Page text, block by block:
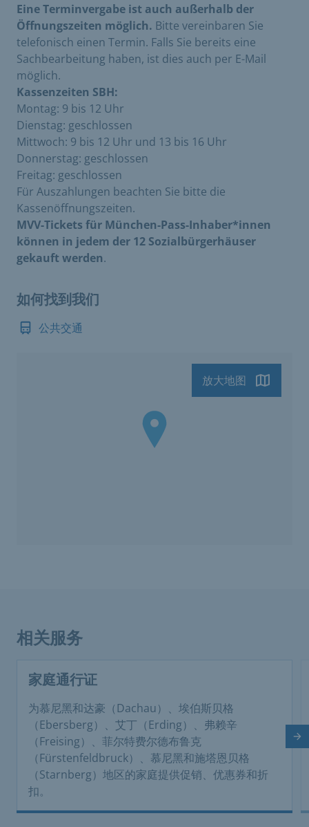
Eine Terminvergabe ist auch außerhalb der
Öffnungszeiten möglich. Bitte vereinbaren Sie
telefonisch einen Termin. Falls Sie bereits eine
Sachbearbeitung haben, ist dies auch per E-Mail
möglich.
Kassenzeiten SBH:
Montag: 9 bis 12 Uhr
Dienstag: geschlossen
Mittwoch: 9 bis 12 Uhr und 13 bis 16 Uhr
Donnerstag: geschlossen
Freitag: geschlossen
Für Auszahlungen beachten Sie bitte die
Kassenöffnungszeiten.
MVV-Tickets für München-Pass-Inhaber*innen
können in jedem der 12 Sozialbürgerhäuser
gekauft werden.
如何找到我们
公共交通
放大地图
相关服务
家庭通行证
为慕尼黑和达豪（Dachau）、埃伯斯贝格
（Ebersberg）、艾丁（Erding）、弗赖辛
（Freising）、菲尔特费尔德布鲁克
（Fürstenfeldbruck）、慕尼黑和施塔恩贝格
（Starnberg）地区的家庭提供促销、优惠券和折
扣。